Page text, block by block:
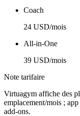
Coach
24 USD/mois
All-in-One
39 USD/mois
Note tarifaire
Virtuagym affiche des
emplacement/mois ;
add-ons.